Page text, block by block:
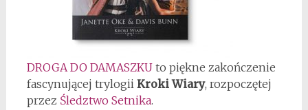
DROGA DO DAMASZKUto piękne zakończenie
fascynującej trylogii Kroki Wiary, rozpoczętej
przez Śledztwo Setnika.